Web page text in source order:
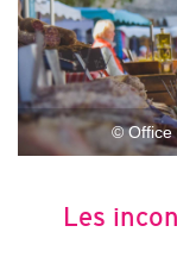
© Office
Les